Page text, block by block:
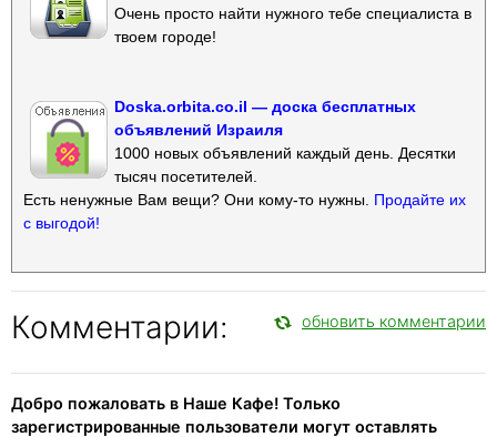
Очень просто найти нужного тебе специалиста в
твоем городе!
Doska.orbita.co.il — доска бесплатных
объявлений Израиля
1000 новых объявлений каждый день. Десятки
тысяч посетителей.
Есть ненужные Вам вещи? Они кому-то нужны. Продайте их
с выгодой!
Комментарии: обновить комментарии
Добро пожаловать в Наше Кафе! Только
зарегистрированные пользователи могут оставлять